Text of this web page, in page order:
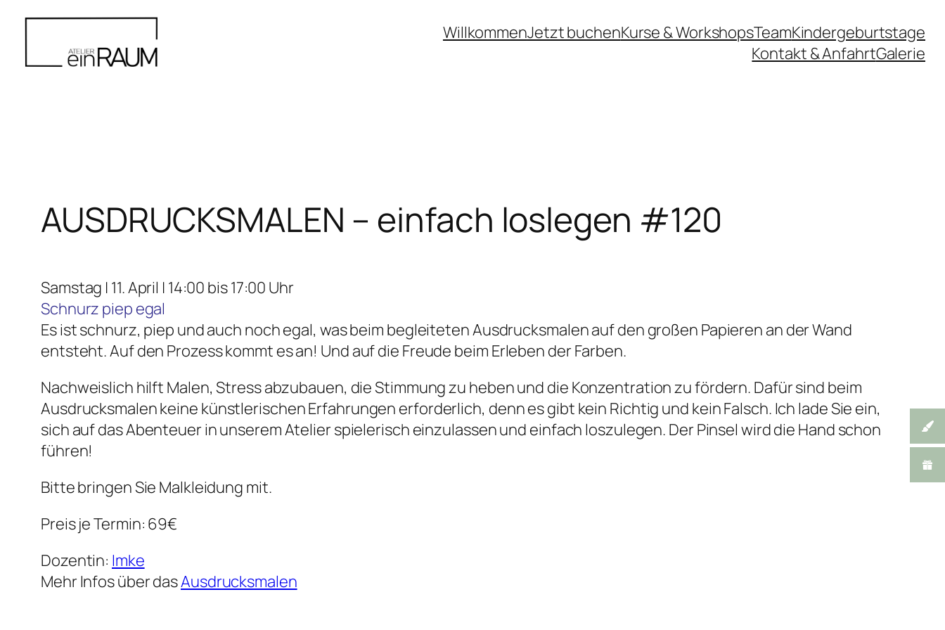
Zum
WillkommenJetzt buchenKurse & WorkshopsTeamKindergeburtstage
Kontakt & AnfahrtGalerie
AUSDRUCKSMALEN – einfach loslegen #120
Samstag | 11. April | 14:00 bis 17:00 Uhr
Schnurz piep egal
Es ist schnurz, piep und auch noch egal, was beim begleiteten Ausdrucksmalen auf den großen Papieren an der Wand
entsteht. Auf den Prozess kommt es an! Und auf die Freude beim Erleben der Farben.
Nachweislich hilft Malen, Stress abzubauen, die Stimmung zu heben und die Konzentration zu fördern. Dafür sind beim
Ausdrucksmalen keine künstlerischen Erfahrungen erforderlich, denn es gibt kein Richtig und kein Falsch. Ich lade Sie ein,
sich auf das Abenteuer in unserem Atelier spielerisch einzulassen und einfach loszulegen. Der Pinsel wird die Hand schon
führen!
Bitte bringen Sie Malkleidung mit.
Preis je Termin: 69€
Dozentin: Imke
Mehr Infos über dasAusdrucksmalen